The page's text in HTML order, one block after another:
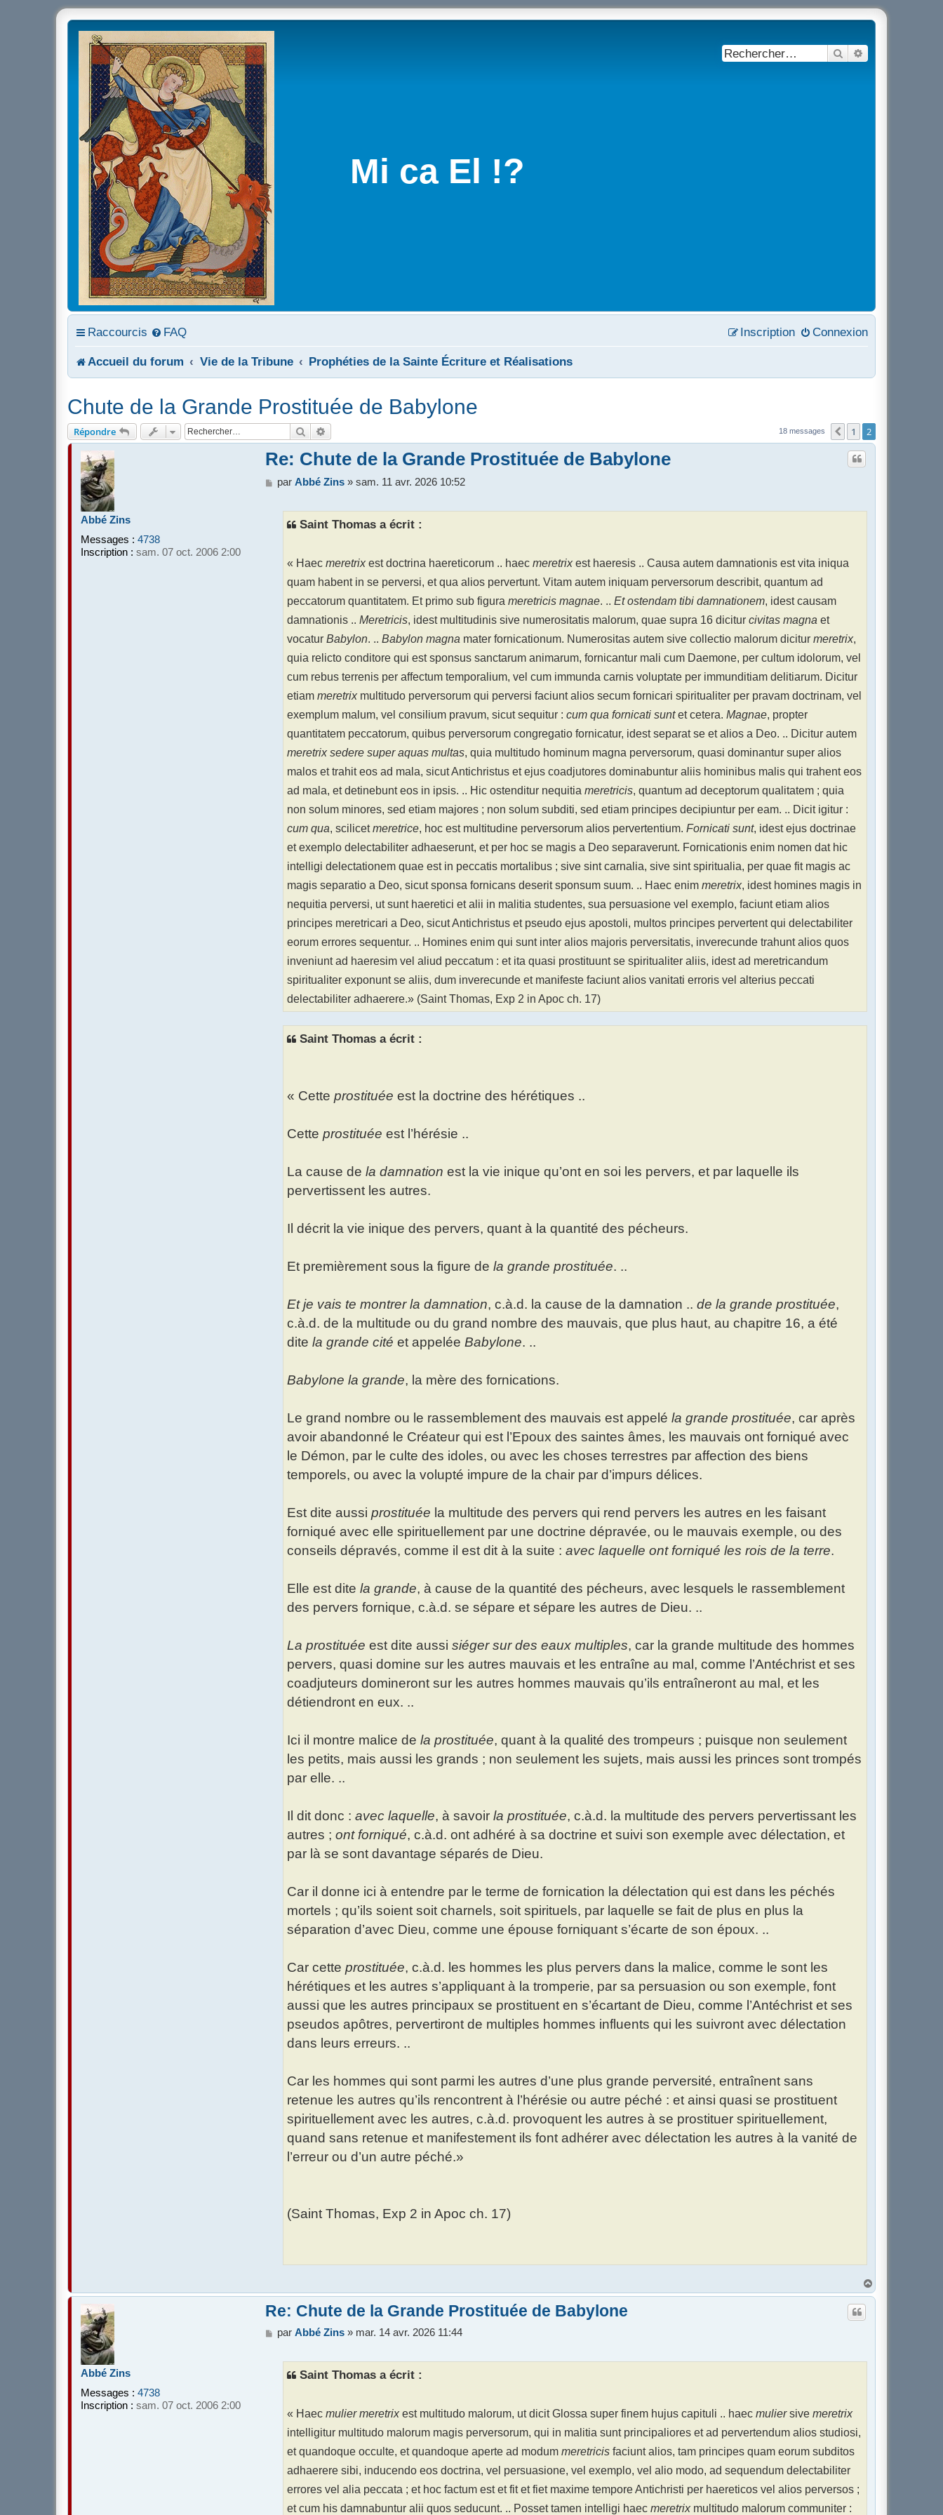
Mi ca El !?
Rechercher
Raccourcis FAQ Connexion
Inscription
Accueil du forum Vie de la Tribune Prophéties de la Sainte Écriture et Réalisations
Chute de la Grande Prostituée de Babylone
Répondre Rechercher 18 messages Précédent
1 2
Abbé Zins
Messages : 4738
Inscription : sam. 07 oct. 2006 2:00
Re: Chute de la Grande Prostituée de Babylone
M
parAbbé Zins »sam. 11 avr. 2026 10:52
Saint Thomas a écrit :
« Haecmeretrixest doctrina haereticorum .. haecmeretrixest haeresis .. Causa autem damnationis est vita iniqua
quam habent in se perversi, et qua alios pervertunt. Vitam autem iniquam perversorum describit, quantum ad
peccatorum quantitatem. Et primo sub figurameretricis magnae. ..Et ostendam tibi damnationem, idest causam
damnationis ..Meretricis, idest multitudinis sive numerositatis malorum, quae supra 16 diciturcivitas magna et
vocaturBabylon. ..Babylon magna mater fornicationum. Numerositas autem sive collectio malorum diciturmeretrix,
quia relicto conditore qui est sponsus sanctarum animarum, fornicantur mali cum Daemone, per cultum idolorum, vel
cum rebus terrenis per affectum temporalium, vel cum immunda carnis voluptate per immunditiam delitiarum. Dicitur
etiammeretrixmultitudo perversorum qui perversi faciunt alios secum fornicari spiritualiter per pravam doctrinam, vel
exemplum malum, vel consilium pravum, sicut sequitur :cum qua fornicati suntet cetera.Magnae, propter
quantitatem peccatorum, quibus perversorum congregatio fornicatur, idest separat se et alios a Deo. .. Dicitur autem
meretrix sedere super aquas multas, quia multitudo hominum magna perversorum, quasi dominantur super alios
malos et trahit eos ad mala, sicut Antichristus et ejus coadjutores dominabuntur aliis hominibus malis qui trahent eos
ad mala, et detinebunt eos in ipsis. .. Hic ostenditur nequitiameretricis, quantum ad deceptorum qualitatem ; quia
non solum minores, sed etiam majores ; non solum subditi, sed etiam principes decipiuntur per eam. .. Dicit igitur :
cum qua, scilicetmeretrice, hoc est multitudine perversorum alios pervertentium.Fornicati sunt, idest ejus doctrinae
et exemplo delectabiliter adhaeserunt, et per hoc se magis a Deo separaverunt. Fornicationis enim nomen dat hic
intelligi delectationem quae est in peccatis mortalibus ; sive sint carnalia, sive sint spiritualia, per quae fit magis ac
magis separatio a Deo, sicut sponsa fornicans deserit sponsum suum. .. Haec enimmeretrix, idest homines magis in
nequitia perversi, ut sunt haeretici et alii in malitia studentes, sua persuasione vel exemplo, faciunt etiam alios
principes meretricari a Deo, sicut Antichristus et pseudo ejus apostoli, multos principes pervertent qui delectabiliter
eorum errores sequentur. .. Homines enim qui sunt inter alios majoris perversitatis, inverecunde trahunt alios quos
inveniunt ad haeresim vel aliud peccatum : et ita quasi prostituunt se spiritualiter aliis, idest ad meretricandum
spiritualiter exponunt se aliis, dum inverecunde et manifeste faciunt alios vanitati erroris vel alterius peccati
delectabiliter adhaerere.» (Saint Thomas, Exp 2 in Apoc ch. 17)
Saint Thomas a écrit :
« Cetteprostituée est la doctrine des hérétiques ..
Cetteprostituée est l’hérésie ..
La cause dela damnation est la vie inique qu’ont en soi les pervers, et par laquelle ils
pervertissent les autres.
Il décrit la vie inique des pervers, quant à la quantité des pécheurs.
Et premièrement sous la figure dela grande prostituée. ..
Et je vais te montrer la damnation, c.à.d. la cause de la damnation ..de la grande prostituée,
c.à.d. de la multitude ou du grand nombre des mauvais, que plus haut, au chapitre 16, a été
ditela grande cité et appeléeBabylone. ..
Babylone la grande, la mère des fornications.
Le grand nombre ou le rassemblement des mauvais est appeléla grande prostituée, car après
avoir abandonné le Créateur qui est l’Epoux des saintes âmes, les mauvais ont forniqué avec
le Démon, par le culte des idoles, ou avec les choses terrestres par affection des biens
temporels, ou avec la volupté impure de la chair par d’impurs délices.
Est dite aussiprostituée la multitude des pervers qui rend pervers les autres en les faisant
forniqué avec elle spirituellement par une doctrine dépravée, ou le mauvais exemple, ou des
conseils dépravés, comme il est dit à la suite :avec laquelle ont forniqué les rois de la terre.
Elle est ditela grande, à cause de la quantité des pécheurs, avec lesquels le rassemblement
des pervers fornique, c.à.d. se sépare et sépare les autres de Dieu. ..
La prostituée est dite aussisiéger sur des eaux multiples, car la grande multitude des hommes
pervers, quasi domine sur les autres mauvais et les entraîne au mal, comme l’Antéchrist et ses
coadjuteurs domineront sur les autres hommes mauvais qu’ils entraîneront au mal, et les
détiendront en eux. ..
Ici il montre malice dela prostituée, quant à la qualité des trompeurs ; puisque non seulement
les petits, mais aussi les grands ; non seulement les sujets, mais aussi les princes sont trompés
par elle. ..
Il dit donc :avec laquelle, à savoirla prostituée, c.à.d. la multitude des pervers pervertissant les
autres ;ont forniqué, c.à.d. ont adhéré à sa doctrine et suivi son exemple avec délectation, et
par là se sont davantage séparés de Dieu.
Car il donne ici à entendre par le terme de fornication la délectation qui est dans les péchés
mortels ; qu’ils soient soit charnels, soit spirituels, par laquelle se fait de plus en plus la
séparation d’avec Dieu, comme une épouse forniquant s’écarte de son époux. ..
Car cetteprostituée, c.à.d. les hommes les plus pervers dans la malice, comme le sont les
hérétiques et les autres s’appliquant à la tromperie, par sa persuasion ou son exemple, font
aussi que les autres principaux se prostituent en s’écartant de Dieu, comme l’Antéchrist et ses
pseudos apôtres, pervertiront de multiples hommes influents qui les suivront avec délectation
dans leurs erreurs. ..
Car les hommes qui sont parmi les autres d’une plus grande perversité, entraînent sans
retenue les autres qu’ils rencontrent à l’hérésie ou autre péché : et ainsi quasi se prostituent
spirituellement avec les autres, c.à.d. provoquent les autres à se prostituer spirituellement,
quand sans retenue et manifestement ils font adhérer avec délectation les autres à la vanité de
l’erreur ou d’un autre péché.»
(Saint Thomas, Exp 2 in Apoc ch. 17)
a
u
Abbé Zins
Messages : 4738
Inscription : sam. 07 oct. 2006 2:00
Re: Chute de la Grande Prostituée de Babylone
M
parAbbé Zins » mar. 14 avr. 2026 11:44
Saint Thomas a écrit :
« Haecmulier meretrixest multitudo malorum, ut dicit Glossa super finem hujus capituli .. haecmuliersivemeretrix
intelligitur multitudo malorum magis perversorum, qui in malitia sunt principaliores et ad pervertendum alios studiosi,
et quandoque occulte, et quandoque aperte ad modummeretricis faciunt alios, tam principes quam eorum subditos
adhaerere sibi, inducendo eos doctrina, vel persuasione, vel exemplo, vel alio modo, ad sequendum delectabiliter
errores vel alia peccata ; et hoc factum est et fit et fiet maxime tempore Antichristi per haereticos vel alios perversos ;
et cum his damnabuntur alii quos seducunt. .. Posset tamen intelligi haecmeretrixmultitudo malorum communiter :